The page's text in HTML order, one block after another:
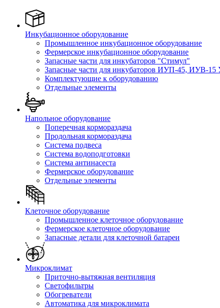
Инкубационное оборудование
Промышленное инкубационное оборудование
Фермерское инкубационное оборудование
Запасные части для инкубаторов "Стимул"
Запасные части для инкубаторов ИУП-45, ИУВ-15
Комплектующие к оборудованию
Отдельные элементы
Напольное оборудование
Поперечная кормораздача
Продольная кормораздача
Система подвеса
Система водоподготовки
Система антинасеста
Фермерское оборудование
Отдельные элементы
Клеточное оборудование
Промышленное клеточное оборудование
Фермерское клеточное оборудование
Запасные детали для клеточной батареи
Микроклимат
Приточно-вытяжная вентиляция
Светофильтры
Обогреватели
Автоматика для микроклимата